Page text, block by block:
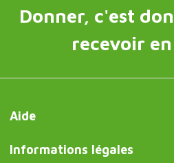
Donner, c'est
recevoir
Aide
Informations légales